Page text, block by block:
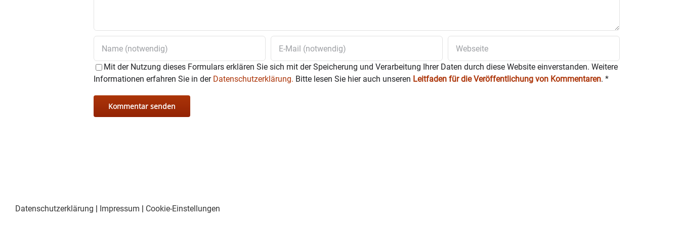
Mit der Nutzung dieses Formulars erklären Sie sich mit der Speicherung und Verarbeitung Ihrer Daten durch diese Website einverstanden. Weitere
Informationen erfahren Sie in der Datenschutzerklärung. Bitte lesen Sie hier auch unseren Leitfaden für die Veröffentlichung von Kommentaren. *
Datenschutzerklärung | Impressum | Cookie-Einstellungen